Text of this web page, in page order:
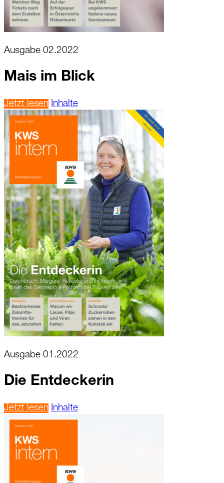
Ausgabe 02.2022
Mais im Blick
Jetzt lesen Inhalte
Ausgabe 01.2022
Die Entdeckerin
Jetzt lesen Inhalte